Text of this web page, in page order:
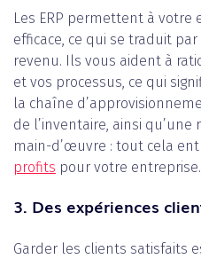
Les ERP permettent à votre
efficace, ce qui se traduit
revenu. Ils vous aident à
et vos processus, ce qui
la chaîne
de l’inventaire, ainsi
main-d’œuvre : tout cela
profits pour votre entreprise.
3. Des expériences
Garder les clients satisfaits